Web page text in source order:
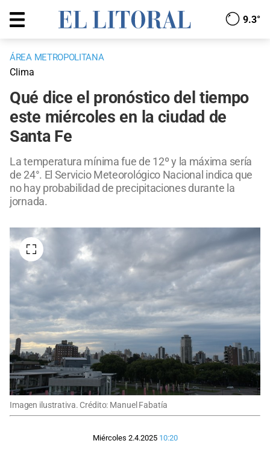
9.3°
ÁREA METROPOLITANA
Clima
Qué dice el pronóstico del tiempo
este miércoles en la ciudad de
Santa Fe
La temperatura mínima fue de 12º y la máxima sería
de 24°. El Servicio Meteorológico Nacional indica que
no hay probabilidad de precipitaciones durante la
jornada.
Imagen ilustrativa. Crédito: Manuel Fabatía
Miércoles 2.4.2025 10:20